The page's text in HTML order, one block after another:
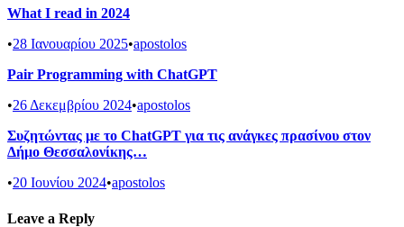
What I read in 2024
•28 Ιανουαρίου 2025•apostolos
Pair Programming with ChatGPT
•26 Δεκεμβρίου 2024•apostolos
Συζητώντας με το ChatGPT για τις ανάγκες πρασίνου στον
Δήμο Θεσσαλονίκης…
•20 Ιουνίου 2024•apostolos
Leave a Reply